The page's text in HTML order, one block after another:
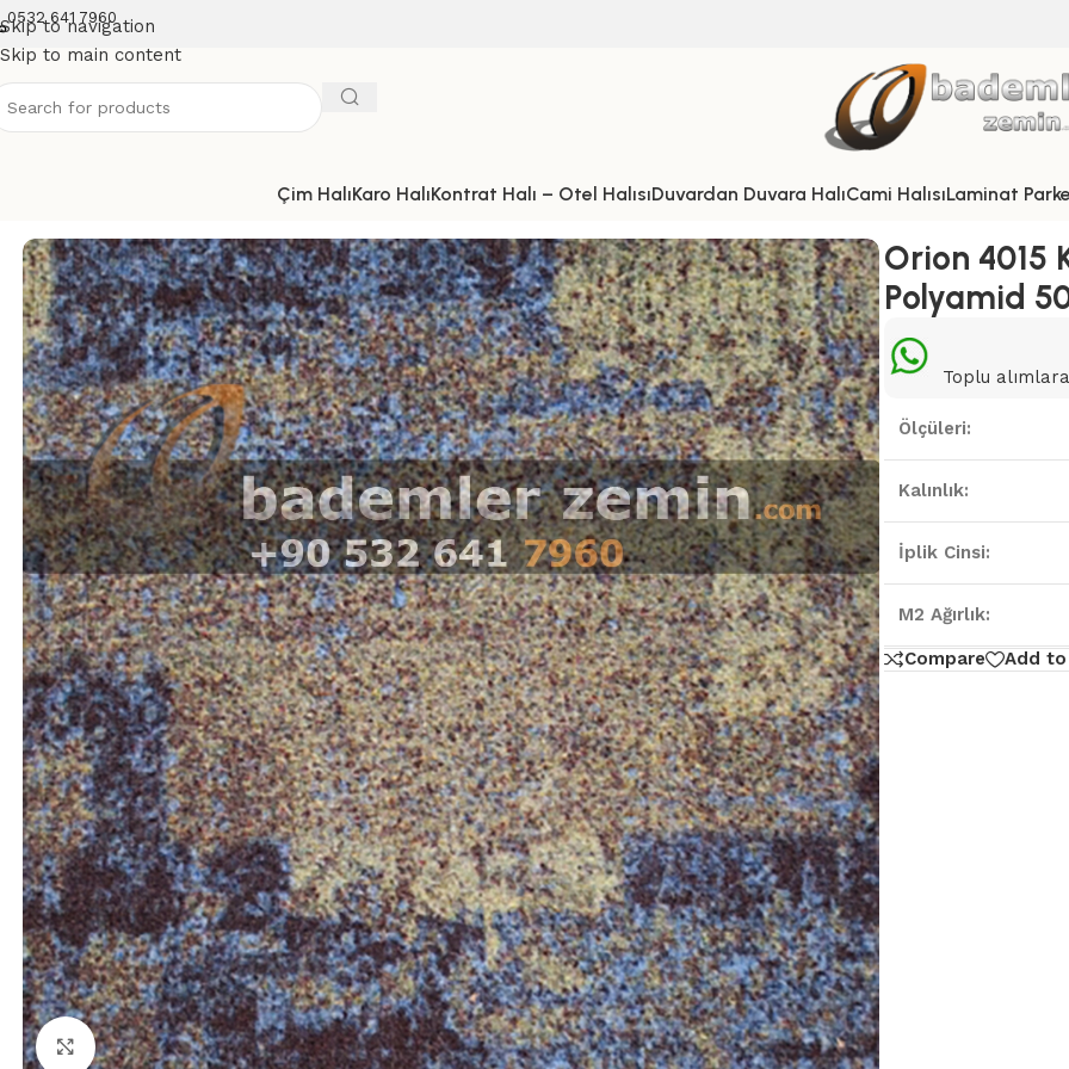
Skip to navigation
Skip to main content
0532 641 7960
Çim HalıKaro HalıKontrat Halı – Otel HalısıDuvardan Duvara HalıCami HalısıLaminat
Click to enlarge
Orion 4015
Polyamid
Toplu
Ölçüleri:
Kalınlık:
İplik Cinsi:
M2 Ağırlık:
Compare Add